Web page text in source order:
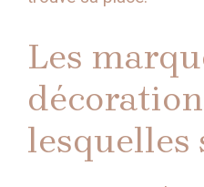
Les
lesquelles